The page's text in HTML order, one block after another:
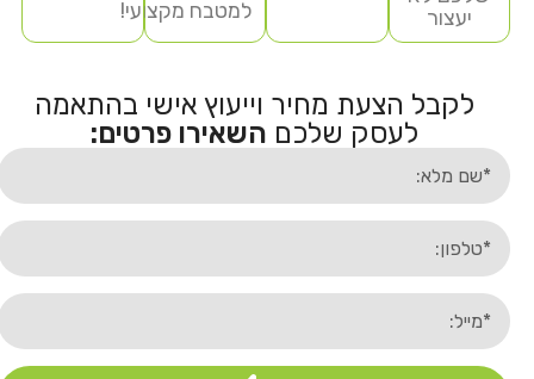
יעצור
למטבח מקצועי!
לקבל הצעת מחיר וייעוץ אישי בהתאמה
לעסק שלכם השאירו פרטים: